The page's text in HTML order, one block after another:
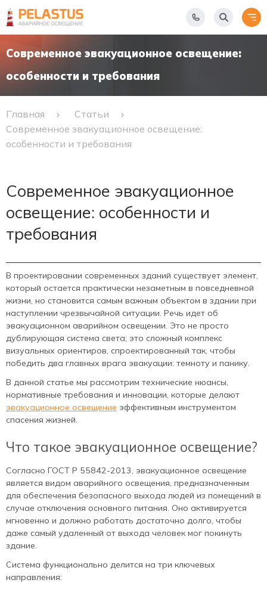
Современное эвакуационное освещение:
особенности и требования
Главная
Статьи
Современное эвакуационное освещение:
особенности и требования
Современное эвакуационное
освещение: особенности и
требования
В проектировании современных зданий существует элемент,
который остается практически незаметным в повседневной
жизни, но становится самым важным объектом в здании при
наступлении чрезвычайной ситуации. Речь идет об
эвакуационном аварийном освещении. Это не просто
дублирующая система света; это сложный комплекс
визуальных ориентиров, спроектированный так, чтобы
победить два главных врага эвакуации: темноту и панику.
В данной статье мы рассмотрим технические нюансы,
нормативные требования и инновации, которые делают
эвакуационное освещение эффективным инструментом
спасения жизней.
Что такое эвакуационное освещение?
Согласно ГОСТ Р 55842-2013, эвакуационное освещение
является видом аварийного освещения, предназначенным
для обеспечения безопасного выхода людей из помещений в
случае отключения основного питания. Оно активируется
мгновенно и должно работать достаточно долго, чтобы
даже самый удаленный от выхода человек мог покинуть
здание.
Система функционально делится на три ключевых
направления: